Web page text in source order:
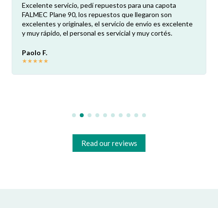
Excelente servicio, pedí repuestos para una capota
FALMEC Plane 90, los repuestos que llegaron son
excelentes y originales, el servicio de envío es excelente
y muy rápido, el personal es servicial y muy cortés.
Paolo F.
★★★★★
Read our reviews